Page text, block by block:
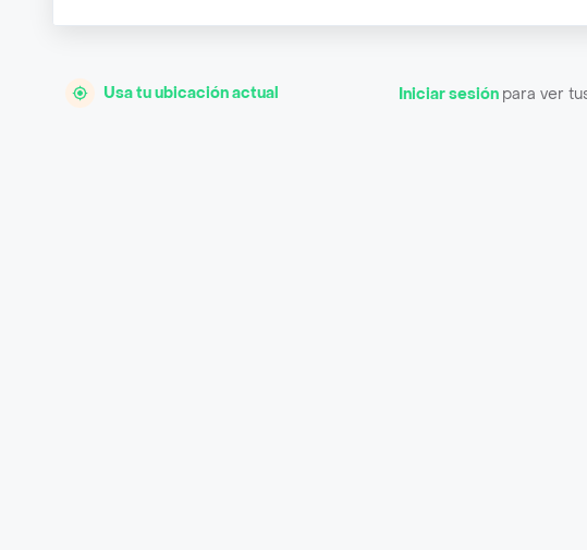
Usa tu ubicación actual Iniciar sesión para ver